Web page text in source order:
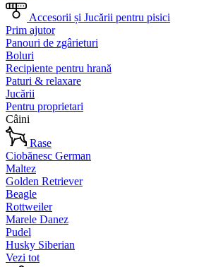
Accesorii și Jucării pentru pisici
Prim ajutor
Panouri de zgârieturi
Boluri
Recipiente pentru hrană
Paturi & relaxare
Jucării
Pentru proprietari
Câini
Rase
Ciobănesc German
Maltez
Golden Retriever
Beagle
Rottweiler
Marele Danez
Pudel
Husky Siberian
Vezi tot